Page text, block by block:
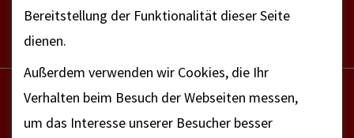
POLIZEI
NOTRUF - FAX FÜR HÖRBEHINDERTE
112
Bereitstellung der Funktionalität dieser Seite
dienen.
Außerdem verwenden wir Cookies, die Ihr
Verhalten beim Besuch der Webseiten messen,
um das Interesse unserer Besucher besser